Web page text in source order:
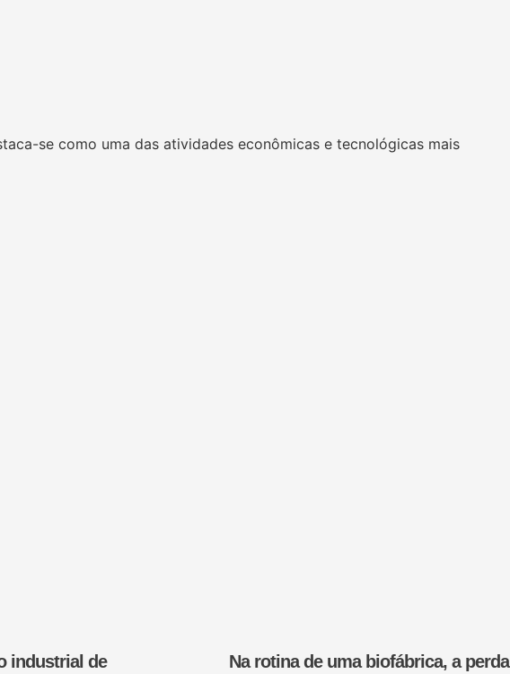
se como uma das atividades econômicas e tecnológicas mais
industrial de
Na rotina de uma biofábrica, a perda